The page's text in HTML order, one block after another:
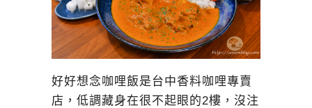
好好想念咖哩飯是台中香料咖哩專賣
店，低調藏身在很不起眼的2樓，沒注